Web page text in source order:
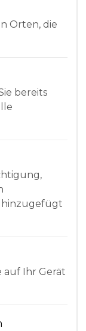
Orten, die
bereits
hinzugefügt
auf Ihr Gerät